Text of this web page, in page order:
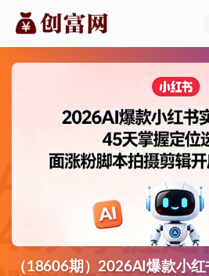
（18606期）2026AI爆款小